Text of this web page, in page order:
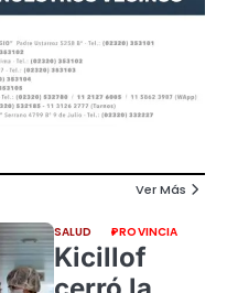
Ver Más
SALUD PROVINCIA
Kicillof